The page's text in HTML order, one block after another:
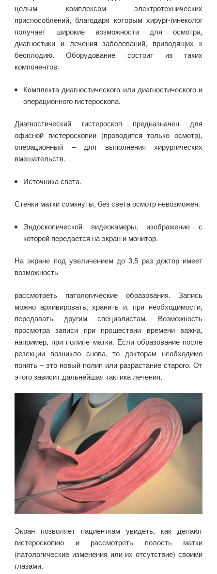
целым комплексом электротехнических
приспособлений, благодаря которым хирург-гинеколог
получает широкие возможности для осмотра,
диагностики и лечения заболеваний, приводящих к
бесплодию. Оборудование состоит из таких
компонентов:
Комплекта диагностического или диагностического и
операционного гистероскопа.
Диагностический гистероскоп предназначен для
офисной гистероскопии (проводится только осмотр),
операционный – для выполнения хирургических
вмешательств.
Источника света.
Стенки матки сомкнуты, без света осмотр невозможен.
Эндоскопической видеокамеры, изображение с
которой передается на экран и монитор.
На экране под увеличением до 3,5 раз доктор имеет
возможность
рассмотреть патологические образования. Запись
можно архивировать, хранить и, при необходимости,
передавать другим специалистам. Возможность
просмотра записи при прошествии времени важна,
например, при полипе матки. Если образование после
резекции возникло снова, то докторам необходимо
понять – это новый полип или разрастание старого. От
этого зависит дальнейшая тактика лечения.
Экран позволяет пациенткам увидеть, как делают
гистероскопию и рассмотреть полость матки
(патологические изменения или их отсутствие) своими
глазами.